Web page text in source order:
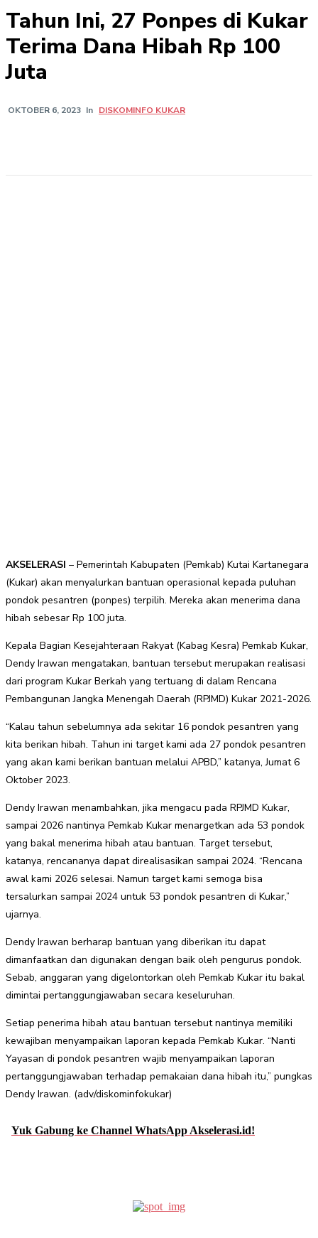
Tahun Ini, 27 Ponpes di Kukar
Terima Dana Hibah Rp 100
Juta
OKTOBER 6, 2023 In DISKOMINFO KUKAR
AKSELERASI – Pemerintah Kabupaten (Pemkab) Kutai Kartanegara
(Kukar) akan menyalurkan bantuan operasional kepada puluhan
pondok pesantren (ponpes) terpilih. Mereka akan menerima dana
hibah sebesar Rp 100 juta.
Kepala Bagian Kesejahteraan Rakyat (Kabag Kesra) Pemkab Kukar,
Dendy Irawan mengatakan, bantuan tersebut merupakan realisasi
dari program Kukar Berkah yang tertuang di dalam Rencana
Pembangunan Jangka Menengah Daerah (RPJMD) Kukar 2021-2026.
“Kalau tahun sebelumnya ada sekitar 16 pondok pesantren yang
kita berikan hibah. Tahun ini target kami ada 27 pondok pesantren
yang akan kami berikan bantuan melalui APBD,” katanya, Jumat 6
Oktober 2023.
Dendy Irawan menambahkan, jika mengacu pada RPJMD Kukar,
sampai 2026 nantinya Pemkab Kukar menargetkan ada 53 pondok
yang bakal menerima hibah atau bantuan. Target tersebut,
katanya, rencananya dapat direalisasikan sampai 2024. “Rencana
awal kami 2026 selesai. Namun target kami semoga bisa
tersalurkan sampai 2024 untuk 53 pondok pesantren di Kukar,”
ujarnya.
Dendy Irawan berharap bantuan yang diberikan itu dapat
dimanfaatkan dan digunakan dengan baik oleh pengurus pondok.
Sebab, anggaran yang digelontorkan oleh Pemkab Kukar itu bakal
dimintai pertanggungjawaban secara keseluruhan.
Setiap penerima hibah atau bantuan tersebut nantinya memiliki
kewajiban menyampaikan laporan kepada Pemkab Kukar. “Nanti
Yayasan di pondok pesantren wajib menyampaikan laporan
pertanggungjawaban terhadap pemakaian dana hibah itu,” pungkas
Dendy Irawan. (adv/diskominfokukar)
Yuk Gabung ke Channel WhatsApp Akselerasi.id!